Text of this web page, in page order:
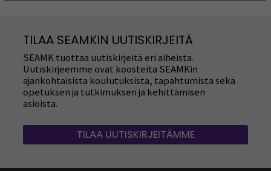
TILAA SEAMKIN UUTISKIRJEITÄ
SEAMK tuottaa uutiskirjeitä eri aiheista.
Uutiskirjeemme ovat koosteita SEAMKin
ajankohtaisista koulutuksista, tapahtumista sekä
opetuksen ja tutkimuksen ja kehittämisen
asioista.
TILAA UUTISKIRJEITÄMME